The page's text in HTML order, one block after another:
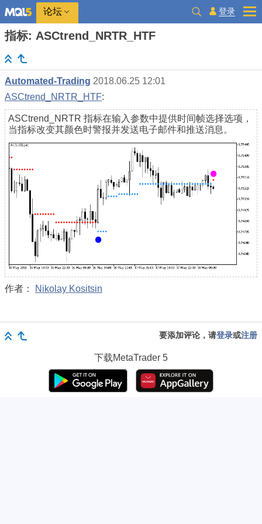
论坛 登录
指标: ASCtrend_NRTR_HTF
Automated-Trading 2018.06.25 12:01
ASCtrend_NRTR_HTF:
ASCtrend_NRTR 指标在输入参数中提供时间帧选择选项，
当指标改变其颜色时警报并发送电子邮件和推送消息。
作者： Nikolay Kositsin
要添加评论，请登录或注册
下载MetaTrader 5